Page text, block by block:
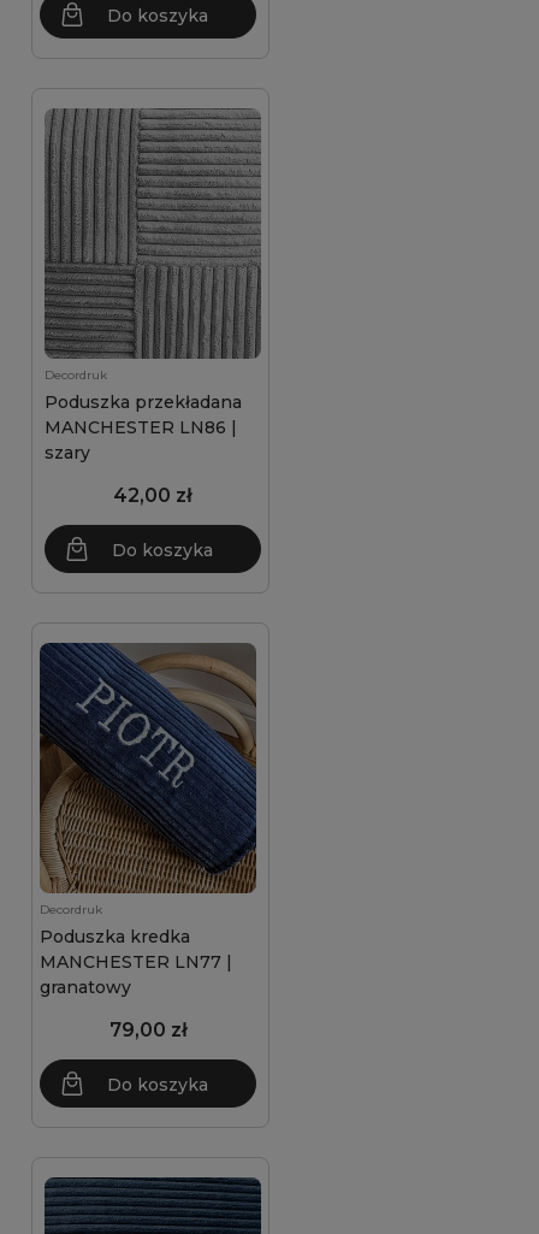
Do koszyka
Decordruk
Poduszka przekładana
MANCHESTER LN86 |
szary
42,00 zł
Do koszyka
Decordruk
Poduszka kredka
MANCHESTER LN77 |
granatowy
79,00 zł
Do koszyka